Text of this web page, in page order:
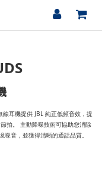
耳機提供 JBL 純正低頻音效，提
拍。 主動降噪技術可協助您消除
音，並獲得清晰的通話品質。